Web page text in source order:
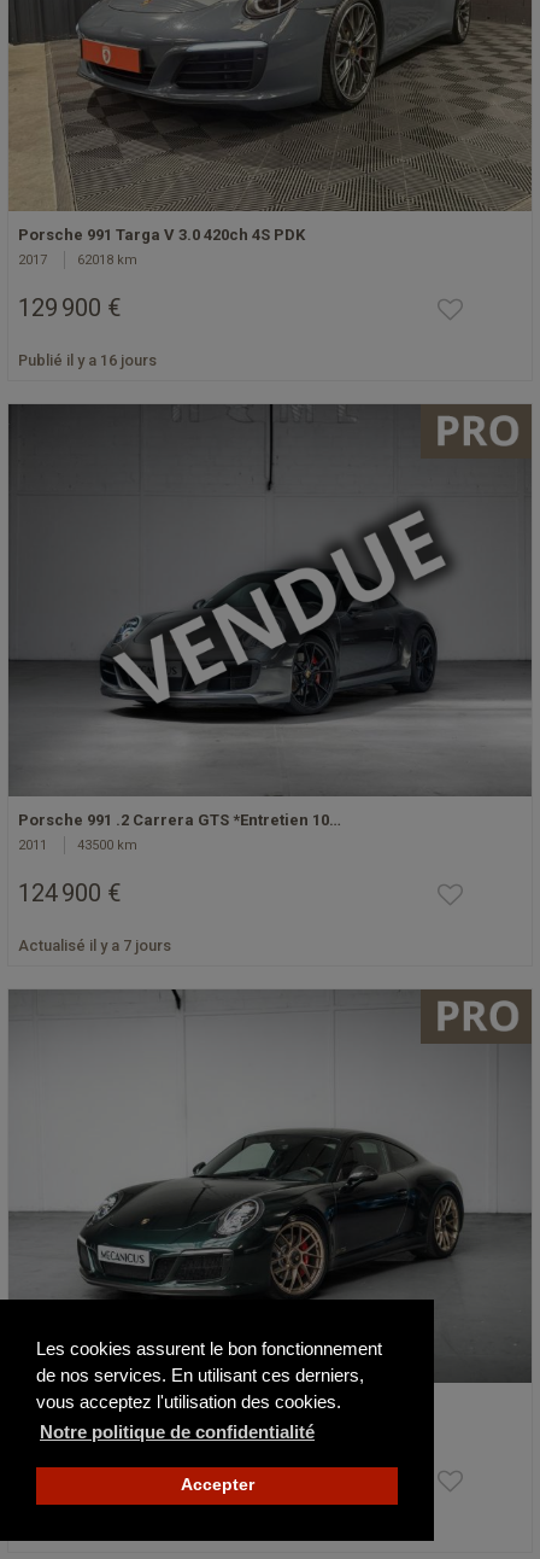
Les cookies assurent le bon fonctionnement
de nos services. En utilisant ces derniers,
vous acceptez l'utilisation des cookies.
Notre politique de confidentialité
Accepter
Porsche 991 Targa V 3.0 420ch 4S PDK
2017 62018 km
129 900 €
Publié il y a 16 jours
Porsche 991 .2 Carrera GTS *Entretien 10…
2011 43500 km
124 900 €
Actualisé il y a 7 jours
Porsche 991 .2 Carrera GTS *Covering Ver…
2017 54500 km